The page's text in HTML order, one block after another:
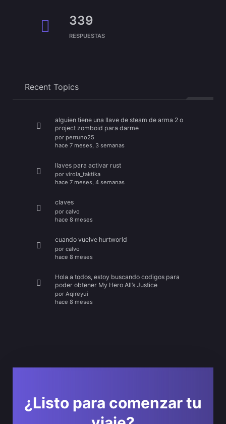
339
RESPUESTAS
Recent Topics
alguien tiene una llave de steam de arma 2 o
project zomboid para darme
por perruno25
hace 7 meses, 3 semanas
llaves para activar rust
por virola_taktika
hace 7 meses, 4 semanas
claves
por calvo
hace 8 meses
cuando vuelve hurtworld
por calvo
hace 8 meses
Hola a todos, estoy buscando codigos para
poder obtener My Hero All’s Justice
por Aqireyui
hace 8 meses
¿Listo para comenzar tu